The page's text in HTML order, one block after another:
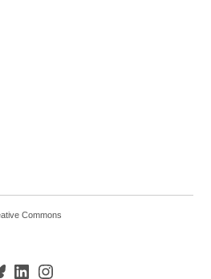
Commons
LinkedInInstagram